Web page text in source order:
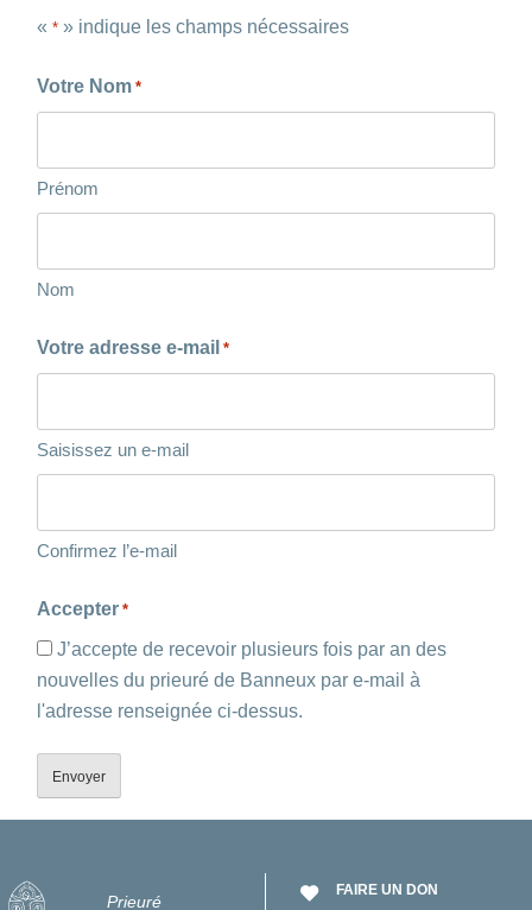
« * » indique les champs nécessaires
Votre Nom *
Prénom
Nom
Votre adresse e-mail *
Saisissez un e-mail
Confirmez l’e-mail
Accepter *
J’accepte de recevoir plusieurs fois par an des
nouvelles du prieuré de Banneux par e-mail à
l'adresse renseignée ci-dessus.
Prieuré
FAIRE UN DON